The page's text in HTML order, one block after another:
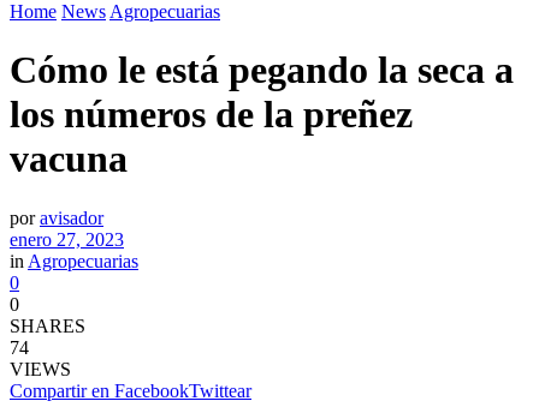
Home News Agropecuarias
Cómo le está pegando la seca a
los números de la preñez
vacuna
por avisador
enero 27, 2023
in Agropecuarias
0
0
SHARES
74
VIEWS
Compartir en FacebookTwittear